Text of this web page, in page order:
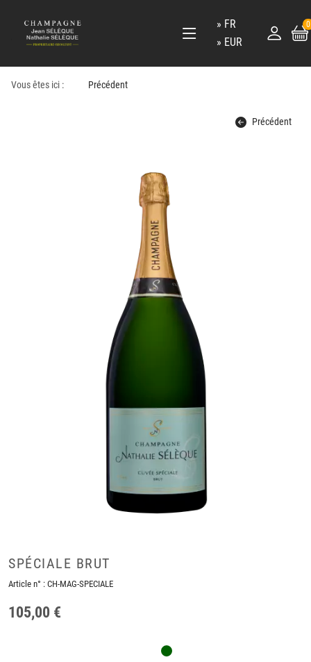
FR
EUR
0
Vous êtes ici : Précédent
Précédent
SPÉCIALE BRUT
Article n° : CH-MAG-SPECIALE
105,00 €